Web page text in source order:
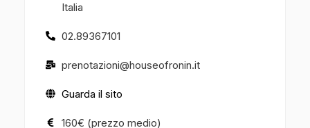
Italia
02.89367101
prenotazioni@houseofronin.it
Guarda il sito
160€ (prezzo medio)